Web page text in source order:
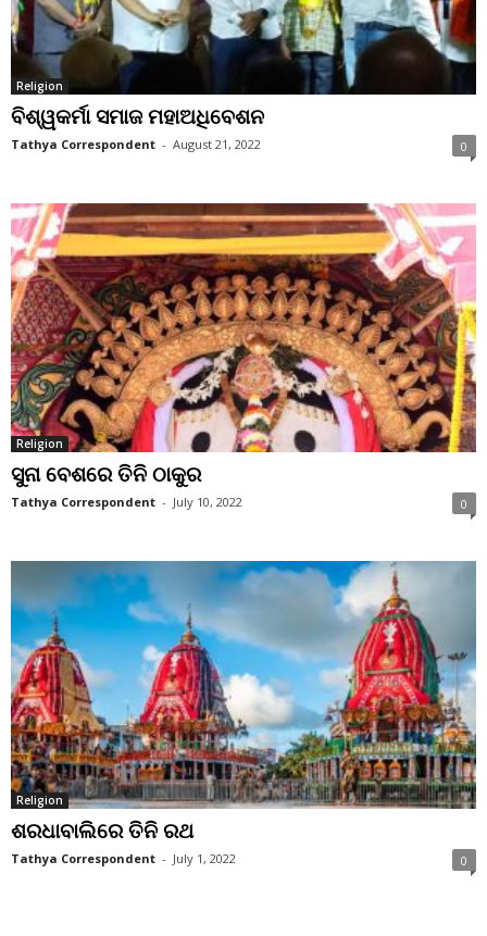
Religion
ବିଶ୍ୱକର୍ମା ସମାଜ ମହାଅଧିବେଶନ
Tathya Correspondent - August 21, 2022 0
Religion
ସୁନା ବେଶରେ ତିନି ଠାକୁର
Tathya Correspondent - July 10, 2022 0
Religion
ଶରଧାବାଲିରେ ତିନି ରଥ
Tathya Correspondent - July 1, 2022 0